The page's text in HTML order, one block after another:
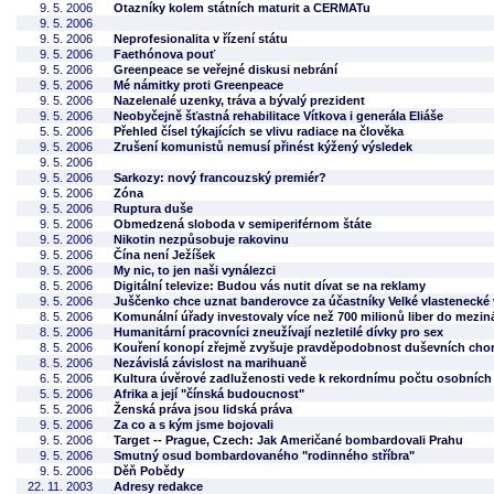
9. 5. 2006
Otazníky kolem státních maturit a CERMATu
9. 5. 2006
9. 5. 2006
Neprofesionalita v řízení státu
9. 5. 2006
Faethónova pouť
9. 5. 2006
Greenpeace se veřejné diskusi nebrání
9. 5. 2006
Mé námitky proti Greenpeace
9. 5. 2006
Nazelenalé uzenky, tráva a bývalý prezident
9. 5. 2006
Neobyčejně šťastná rehabilitace Vítkova i generála Eliáše
5. 5. 2006
Přehled čísel týkajících se vlivu radiace na člověka
9. 5. 2006
Zrušení komunistů nemusí přinést kýžený výsledek
9. 5. 2006
9. 5. 2006
Sarkozy: nový francouzský premiér?
9. 5. 2006
Zóna
9. 5. 2006
Ruptura duše
9. 5. 2006
Obmedzená sloboda v semiperiférnom štáte
9. 5. 2006
Nikotin nezpůsobuje rakovinu
9. 5. 2006
Čína není Ježíšek
9. 5. 2006
My nic, to jen naši vynálezci
8. 5. 2006
Digitální televize: Budou vás nutit dívat se na reklamy
9. 5. 2006
Juščenko chce uznat banderovce za účastníky Velké vlastenecké
8. 5. 2006
Komunální úřady investovaly více než 700 milionů liber do
8. 5. 2006
Humanitární pracovníci zneužívají nezletilé dívky pro sex
8. 5. 2006
Kouření konopí zřejmě zvyšuje pravděpodobnost duševních
8. 5. 2006
Nezávislá závislost na marihuaně
6. 5. 2006
Kultura úvěrové zadluženosti vede k rekordnímu počtu
5. 5. 2006
Afrika a její "čínská budoucnost"
5. 5. 2006
Ženská práva jsou lidská práva
9. 5. 2006
Za co a s kým jsme bojovali
9. 5. 2006
Target -- Prague, Czech: Jak Američané bombardovali Prahu
9. 5. 2006
Smutný osud bombardovaného "rodinného stříbra"
9. 5. 2006
Děň Pobědy
22. 11. 2003
Adresy redakce